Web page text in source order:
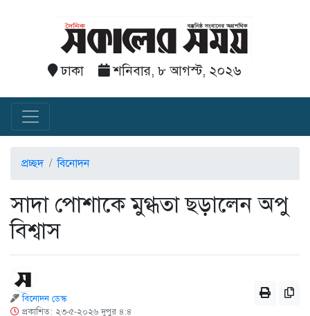
ঢাকা শনিবার, ৮ আগস্ট, ২০২৬
প্রচ্ছদ বিনোদন
সাদা পোশাকে মুগ্ধতা ছড়ালেন অপু
বিশ্বাস
বিনোদন ডেস্ক
প্রকাশিত: ২৩-৫-২০২৬ দুপুর ৪:৪